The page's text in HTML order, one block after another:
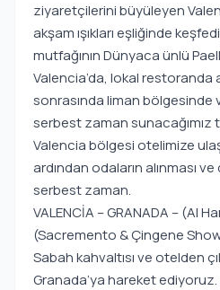
ziyaretçilerini büyüleyen
akşam ışıkları eşliğinde
mutfağının Dünyaca ünlü
Valencia’da, lokal restoranda
sonrasında liman bölgesinde
serbest zaman
Valencia bölgesi otelimize
ardından odaların alınması
serbest zaman.
VALENCİA – GRANADA – (Al
(Sacremento & Çingene
Sabah kahvaltısı ve otelden
Granada’ya hareket ediyoruz.